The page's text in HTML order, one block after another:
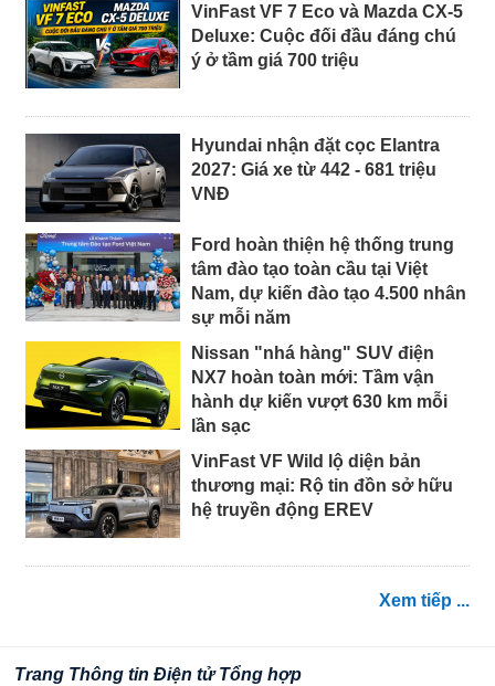
VinFast VF 7 Eco và Mazda CX-5
Deluxe: Cuộc đối đầu đáng chú
ý ở tầm giá 700 triệu
Hyundai nhận đặt cọc Elantra
2027: Giá xe từ 442 - 681 triệu
VNĐ
Ford hoàn thiện hệ thống trung
tâm đào tạo toàn cầu tại Việt
Nam, dự kiến đào tạo 4.500 nhân
sự mỗi năm
Nissan "nhá hàng" SUV điện
NX7 hoàn toàn mới: Tầm vận
hành dự kiến vượt 630 km mỗi
lần sạc
VinFast VF Wild lộ diện bản
thương mại: Rộ tin đồn sở hữu
hệ truyền động EREV
Xem tiếp ...
Trang Thông tin Điện tử Tổng hợp